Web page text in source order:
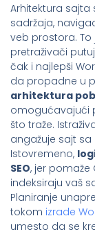
Arhitektura sajta
sadržaja,
veb prostora. To
pretraživači
čak i najlepši
da propadne u
arhitektura
omogućavajući
što traže.
angažuje sajt
Istovremeno,
SEO, jer
indeksiraju vaš
Planiranje
tokom izrade
umesto da se